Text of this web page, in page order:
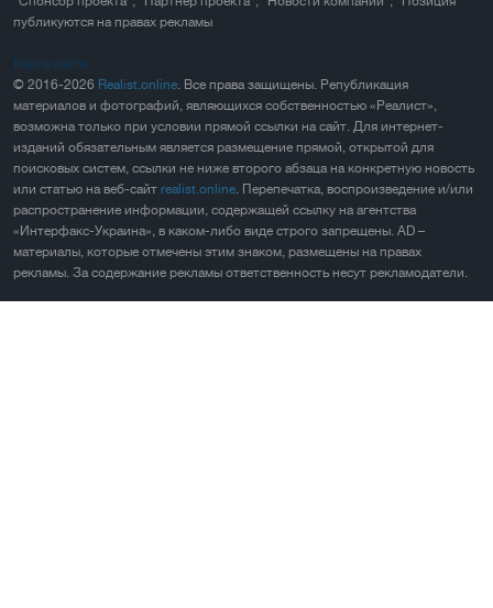
публикуются на правах рекламы
Карта сайта
© 2016-2026 Realist.online. Все права защищены. Републикация
материалов и фотографий, являющихся собственностью «Реалист»,
возможна только при условии прямой ссылки на сайт. Для интернет-
изданий обязательным является размещение прямой, открытой для
поисковых систем, ссылки не ниже второго абзаца на конкретную новость
или статью на веб-сайт realist.online. Перепечатка, воспроизведение и/или
распространение информации, содержащей ссылку на агентства
«Интерфакс-Украина», в каком-либо виде строго запрещены. AD –
материалы, которые отмечены этим знаком, размещены на правах
рекламы. За содержание рекламы ответственность несут рекламодатели.